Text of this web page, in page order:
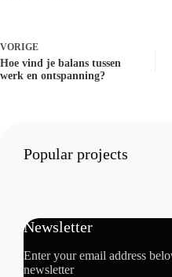
VORIGE
Hoe vind je balans tussen
werk en ontspanning?
Popular projects
Newsletter
Enter your email address
newsletter